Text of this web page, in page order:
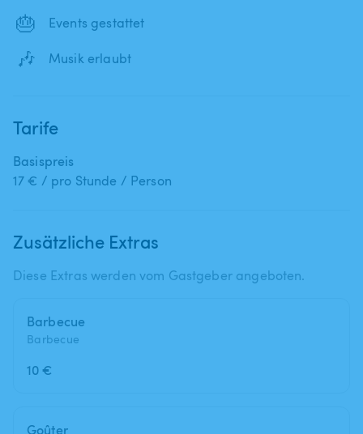
🎂 Events gestattet
🎶 Musik erlaubt
Tarife
Basispreis
17 € / pro Stunde / Person
Zusätzliche Extras
Diese Extras werden vom Gastgeber angeboten.
Barbecue
Barbecue
10 €
Goûter